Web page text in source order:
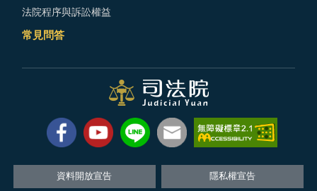
法院程序與訴訟權益
常見問答
資料開放宣告 隱私權宣告